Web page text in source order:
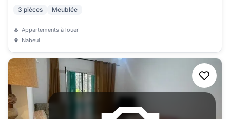
3 pièces Meublée
Appartements à louer
Nabeul